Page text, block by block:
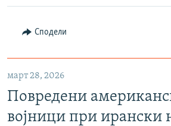
Сподели
март 28, 2026
Повредени
војници при ирански